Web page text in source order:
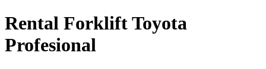
Rental Forklift Toyota
Profesional